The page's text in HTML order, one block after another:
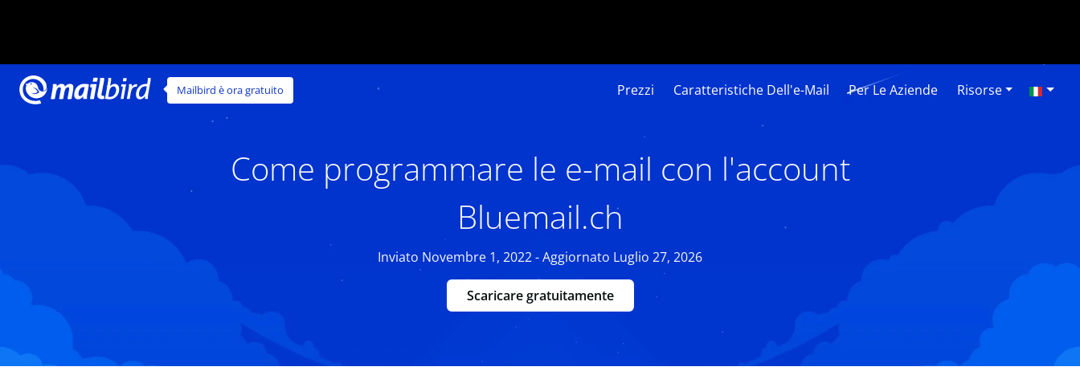
Mailbird è ora gratuito Prezzi Caratteristiche Dell'e-Mail Per Le Aziende Risorse
Come programmare le e-mail con l'account
Bluemail.ch
Inviato Novembre 1, 2022 - Aggiornato Luglio 27, 2026
Scaricare gratuitamente